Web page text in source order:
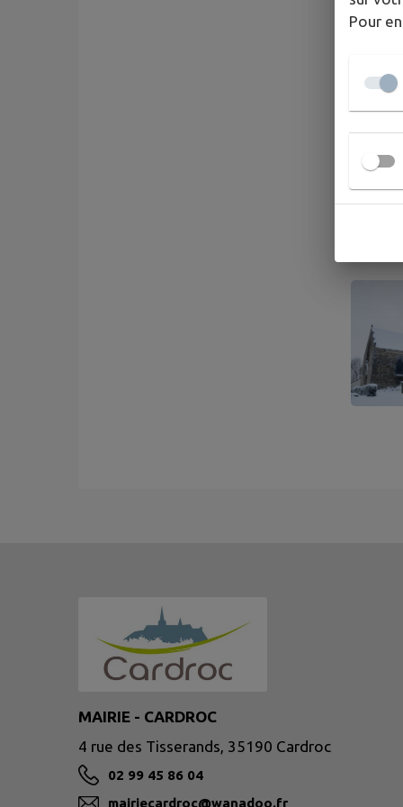
MAIRIE - CARDROC
4 rue des Tisserands, 35190 Cardroc
02 99 45 86 04
mairiecardroc@wanadoo.fr
Pour